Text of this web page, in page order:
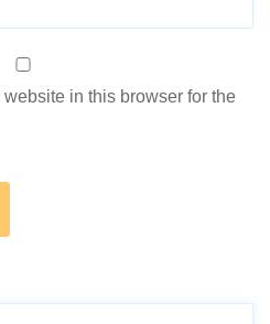
in this browser for the